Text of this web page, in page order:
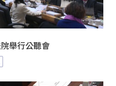
舉行公聽會